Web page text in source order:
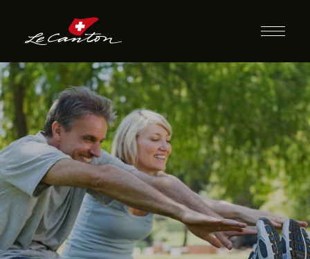
Alongamento